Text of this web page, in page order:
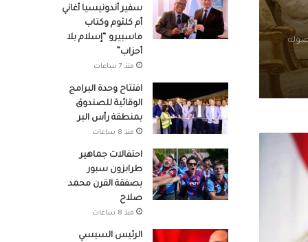
سفير أندونيسيا أغاني
أم كلثوم وكتاب
ماسبيرو “إسلام بلا
أحزاب”
منذ 7 ساعات
افتتاح وحدة البرامج
الوقائية للصندوق
بمنطقة رأس البر
منذ 8 ساعات
احتفالات جماهير
طرابزون سبور
بصفقة القرن محمد
صلاح
منذ 8 ساعات
الرئيس السيسي